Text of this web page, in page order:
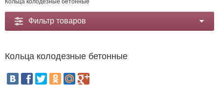
Кольца колодезные бетонные
Фильтр товаров
Кольца колодезные бетонные